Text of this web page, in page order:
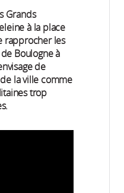
Grands
à la place
rapprocher les
Boulogne à
de
la ville comme
trop